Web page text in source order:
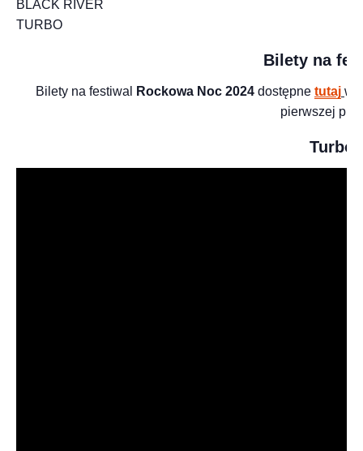
BLACK RIVER
TURBO
Bilety na
️ Bilety na festiwal Rockowa Noc 2024 dostępne tutaj w
pierwszej
Turbo